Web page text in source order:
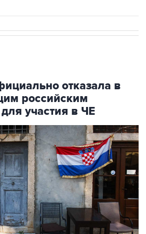
отказала в
российским
участия в ЧЕ